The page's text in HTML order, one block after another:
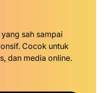
sah sampai
Cocok untuk
dan media online.